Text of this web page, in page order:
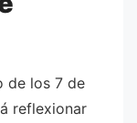
de los 7 de
reflexionar